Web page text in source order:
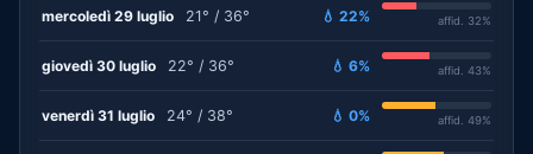
mercoledì 29 luglio 21° / 36° 💧 22% affid. 32%
giovedì 30 luglio 22° / 36° 💧 6% affid. 43%
venerdì 31 luglio 24° / 38° 💧 0% affid. 49%